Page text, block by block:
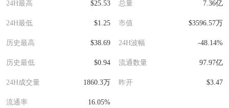
24H最高 $25.53 总量 7.36亿
24H最低 $1.25 市值 $3596.57万
历史最高 $38.69 24H波幅 -48.14%
历史最低 $0.94 流通数量 97.97亿
24H成交量 1860.3万 昨开 $3.47
流通率 16.05%